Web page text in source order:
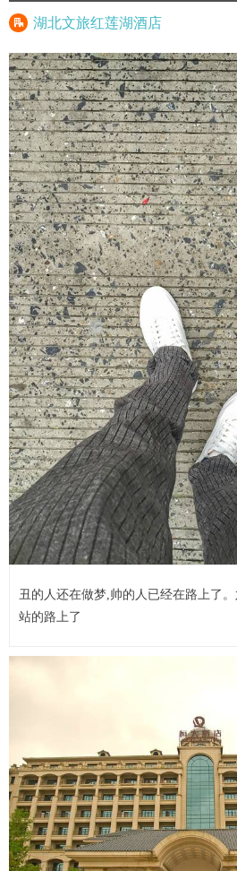
 湖北文旅红莲湖酒店
丑的人还在做梦,帅的人已经在路上了
站的路上了